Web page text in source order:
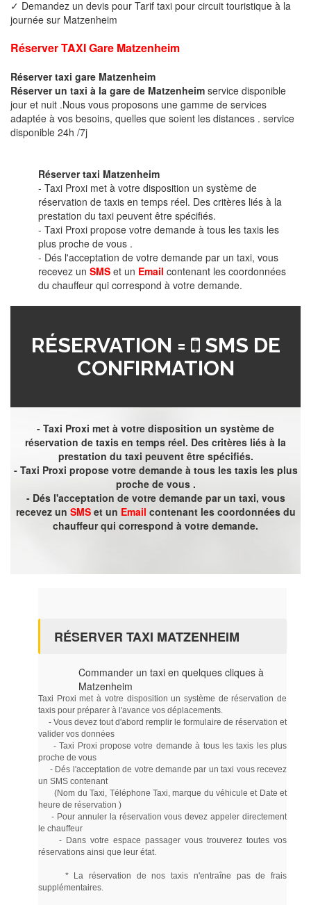
✓ Demandez un devis pour Tarif taxi pour circuit touristique à la
journée sur Matzenheim
Réserver TAXI Gare Matzenheim
Réserver taxi gare Matzenheim
Réserver un taxi à la gare de Matzenheim service disponible
jour et nuit .Nous vous proposons une gamme de services
adaptée à vos besoins, quelles que soient les distances . service
disponible 24h /7j
Réserver taxi Matzenheim
- Taxi Proxi met à votre disposition un système de
réservation de taxis en temps réel. Des critères liés à la
prestation du taxi peuvent être spécifiés.
- Taxi Proxi propose votre demande à tous les taxis les
plus proche de vous .
- Dés l'acceptation de votre demande par un taxi, vous
recevez un SMS et un Email contenant les coordonnées
du chauffeur qui correspond à votre demande.
RÉSERVATION =
SMS DE
CONFIRMATION
- Taxi Proxi met à votre disposition un système de
réservation de taxis en temps réel. Des critères liés à la
prestation du taxi peuvent être spécifiés.
- Taxi Proxi propose votre demande à tous les taxis les plus
proche de vous .
- Dés l'acceptation de votre demande par un taxi, vous
recevez un SMSet un Email contenant les coordonnées du
chauffeur qui correspond à votre demande.
RÉSERVER TAXI MATZENHEIM
Commander un taxi en quelques cliques à
Matzenheim
Taxi Proxi met à votre disposition un système de réservation de
taxis pour préparer à l'avance vos déplacements.
- Vous devez tout d'abord remplir le formulaire de réservation et
valider vos données
- Taxi Proxi propose votre demande à tous les taxis les plus
proche de vous
- Dés l'acceptation de votre demande par un taxi vous recevez
un SMS contenant
(Nom du Taxi, Téléphone Taxi, marque du véhicule et Date et
heure de réservation )
- Pour annuler la réservation vous devez appeler directement
le chauffeur
- Dans votre espace passager vous trouverez toutes vos
réservations ainsi que leur état.
* La réservation de nos taxis n'entraîne pas de frais
supplémentaires.